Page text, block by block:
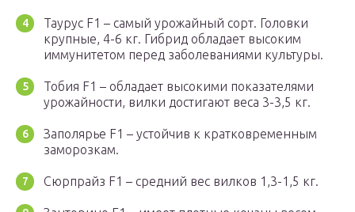
Таурус F1 – самый урожайный сорт. Головки
крупные, 4-6 кг. Гибрид обладает высоким
иммунитетом перед заболеваниями культуры.
Тобия F1 – обладает высокими показателями
урожайности, вилки достигают веса 3-3,5 кг.
Заполярье F1 – устойчив к кратковременным
заморозкам.
Сюрпрайз F1 – средний вес вилков 1,3-1,5 кг.